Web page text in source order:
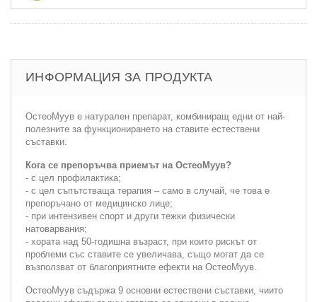
ИНФОРМАЦИЯ ЗА ПРОДУКТА
ОстеоМуув е натурален препарат, комбиниращ едни от най-
полезните за функционирането на ставите естествени
съставки.
Кога се препоръчва приемът на ОстеоМуув?
- с цел профилактика;
- с цел съпътстваща терапия – само в случай, че това е
препоръчано от медицинско лице;
- при интензивен спорт и други тежки физически
натоварвания;
- хората над 50-годишна възраст, при които рискът от
проблеми със ставите се увеличава, също могат да се
възползват от благоприятните ефекти на ОстеоМуув.
ОстеоМуув съдържа 9 основни естествени съставки, чиито